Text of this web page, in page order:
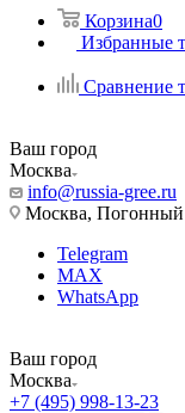
Корзина0
Избранные
Сравнение
Ваш город
Москва
info@russia-gree.ru
Москва, Погонный
Telegram
MAX
WhatsApp
Ваш город
Москва
+7 (495) 998-13-23